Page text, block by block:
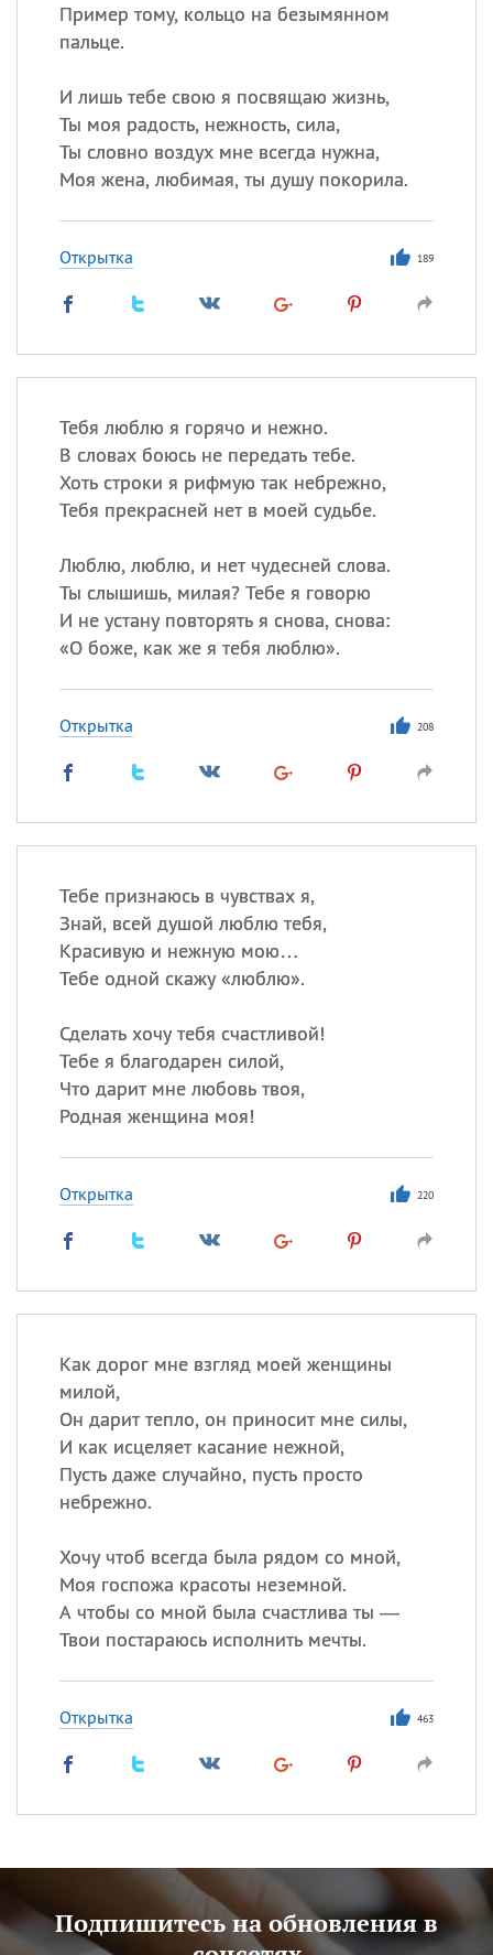
Пример тому, кольцо на безымянном
пальце.
И лишь тебе свою я посвящаю жизнь,
Ты моя радость, нежность, сила,
Ты словно воздух мне всегда нужна,
Моя жена, любимая, ты душу покорила.
Открытка 189
Тебя люблю я горячо и нежно.
В словах боюсь не передать тебе.
Хоть строки я рифмую так небрежно,
Тебя прекрасней нет в моей судьбе.
Люблю, люблю, и нет чудесней слова.
Ты слышишь, милая? Тебе я говорю
И не устану повторять я снова, снова:
«О боже, как же я тебя люблю».
Открытка 208
Тебе признаюсь в чувствах я,
Знай, всей душой люблю тебя,
Красивую и нежную мою…
Тебе одной скажу «люблю».
Сделать хочу тебя счастливой!
Тебе я благодарен силой,
Что дарит мне любовь твоя,
Родная женщина моя!
Открытка 220
Как дорог мне взгляд моей женщины
милой,
Он дарит тепло, он приносит мне силы,
И как исцеляет касание нежной,
Пусть даже случайно, пусть просто
небрежно.
Хочу чтоб всегда была рядом со мной,
Моя госпожа красоты неземной.
А чтобы со мной была счастлива ты —
Твои постараюсь исполнить мечты.
Открытка 463
Подпишитесь на обновления в